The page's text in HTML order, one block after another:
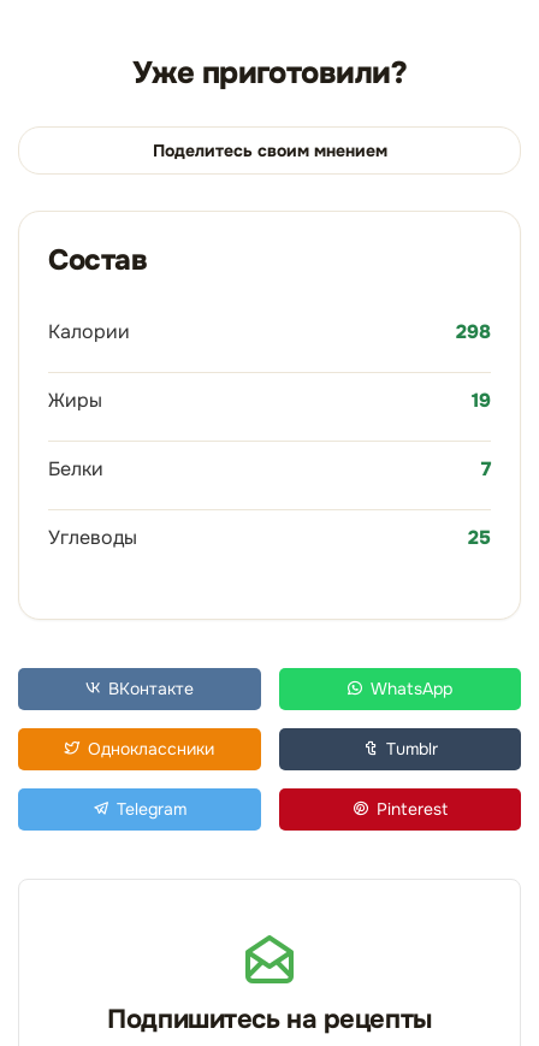
Уже приготовили?
Поделитесь своим мнением
Состав
Калории 298
Жиры 19
Белки 7
Углеводы 25
ВКонтакте WhatsApp
Одноклассники Tumblr
Telegram Pinterest
Подпишитесь на рецепты